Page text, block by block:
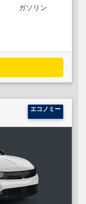
ガソリン
エコノミー